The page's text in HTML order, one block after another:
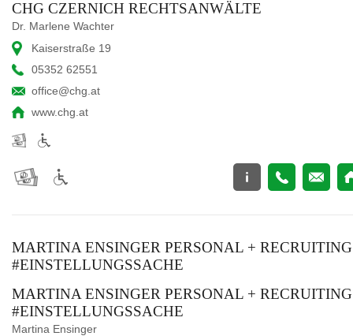
CHG CZERNICH RECHTSANWÄLTE
Dr. Marlene Wachter
Kaiserstraße 19
05352 62551
office@chg.at
www.chg.at
MARTINA ENSINGER PERSONAL + RECRUITING
#EINSTELLUNGSSACHE
MARTINA ENSINGER PERSONAL + RECRUITING
#EINSTELLUNGSSACHE
Martina Ensinger